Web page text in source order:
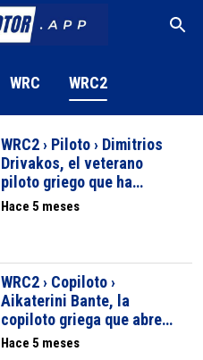
WRC WRC2
WRC2 › Piloto › Dimitrios
Drivakos, el veterano
piloto griego que ha
marcado época en los
Hace 5 meses
WRC2 › Copiloto ›
Aikaterini Bante, la
copiloto griega que abre
camino en los rallyes
Hace 5 meses